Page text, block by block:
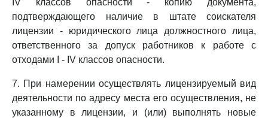
IV классов опасности - копию документа,
подтверждающего наличие в штате соискателя
лицензии - юридического лица должностного лица,
ответственного за допуск работников к работе с
отходами I - IV классов опасности.
7. При намерении осуществлять лицензируемый вид
деятельности по адресу места его осуществления, не
указанному в лицензии, и (или) выполнять новые